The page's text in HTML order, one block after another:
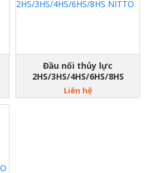
Đầu nối thủy lực
2HS/3HS/4HS/6HS/8HS
NITTO
Liên hệ